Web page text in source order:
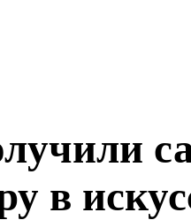
в